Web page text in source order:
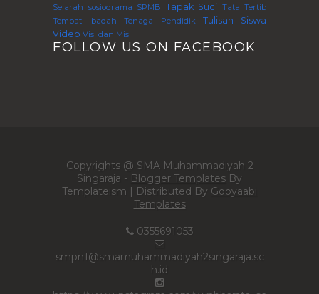
Sejarah sosiodrama SPMB Tapak Suci Tata Tertib
Tempat Ibadah
Tenaga Pendidik
Tulisan Siswa
Video Visi dan Misi
FOLLOW US ON FACEBOOK
Copyrights @ SMA Muhammadiyah 2
Singaraja - Blogger Templates By
Templateism | Distributed By Gooyaabi
Templates
0355691053
smpn1@smamuhammadiyah2singaraja.sc
h.id